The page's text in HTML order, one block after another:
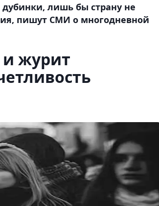
лишь бы страну не
пишут СМИ о многодневной
и журит